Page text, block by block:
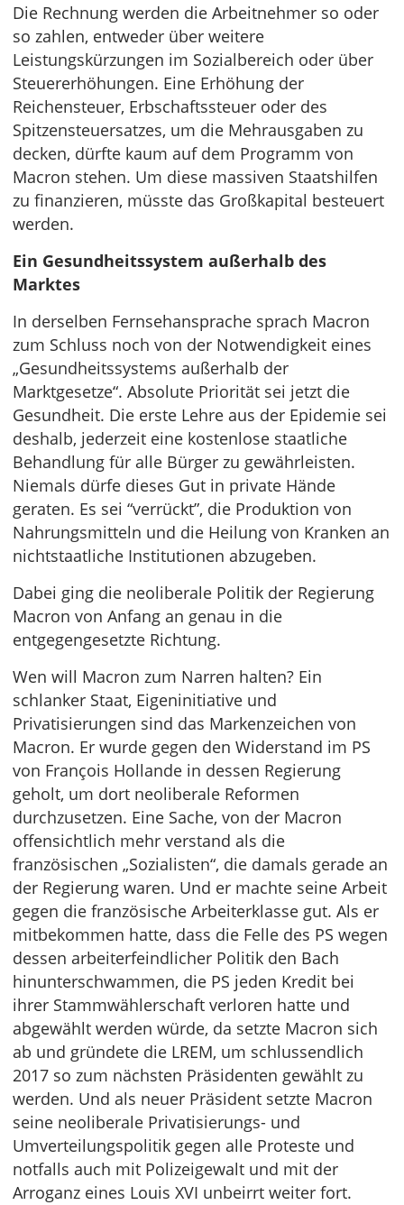
Die Rechnung werden die Arbeitnehmer so oder
so zahlen, entweder über weitere
Leistungskürzungen im Sozialbereich oder über
Steuererhöhungen. Eine Erhöhung der
Reichensteuer, Erbschaftssteuer oder des
Spitzensteuersatzes, um die Mehrausgaben zu
decken, dürfte kaum auf dem Programm von
Macron stehen. Um diese massiven Staatshilfen
zu finanzieren, müsste das Großkapital besteuert
werden.
Ein Gesundheitssystem außerhalb des
Marktes
In derselben Fernsehansprache sprach Macron
zum Schluss noch von der Notwendigkeit eines
„Gesundheitssystems außerhalb der
Marktgesetze“. Absolute Priorität sei jetzt die
Gesundheit. Die erste Lehre aus der Epidemie sei
deshalb, jederzeit eine kostenlose staatliche
Behandlung für alle Bürger zu gewährleisten.
Niemals dürfe dieses Gut in private Hände
geraten. Es sei “verrückt”, die Produktion von
Nahrungsmitteln und die Heilung von Kranken an
nichtstaatliche Institutionen abzugeben.
Dabei ging die neoliberale Politik der Regierung
Macron von Anfang an genau in die
entgegengesetzte Richtung.
Wen will Macron zum Narren halten? Ein
schlanker Staat, Eigeninitiative und
Privatisierungen sind das Markenzeichen von
Macron. Er wurde gegen den Widerstand im PS
von François Hollande in dessen Regierung
geholt, um dort neoliberale Reformen
durchzusetzen. Eine Sache, von der Macron
offensichtlich mehr verstand als die
französischen „Sozialisten“, die damals gerade an
der Regierung waren. Und er machte seine Arbeit
gegen die französische Arbeiterklasse gut. Als er
mitbekommen hatte, dass die Felle des PS wegen
dessen arbeiterfeindlicher Politik den Bach
hinunterschwammen, die PS jeden Kredit bei
ihrer Stammwählerschaft verloren hatte und
abgewählt werden würde, da setzte Macron sich
ab und gründete die LREM, um schlussendlich
2017 so zum nächsten Präsidenten gewählt zu
werden. Und als neuer Präsident setzte Macron
seine neoliberale Privatisierungs- und
Umverteilungspolitik gegen alle Proteste und
notfalls auch mit Polizeigewalt und mit der
Arroganz eines Louis XVI unbeirrt weiter fort.